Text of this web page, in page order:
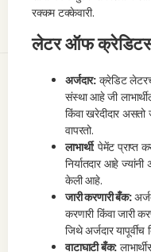
रक्कम टक्केवारी.
लेटर ऑफ
अर्जदार:क्रेडिट लेटरची
संस्था आहे जी
किंवा खरेदीदार
वापरतो.
लाभार्थी: पेमेंट प्राप्त
निर्यातदार आहे ज्यांनी
केली आहे.
जारी करणारी बँक:
करणारी किंवा जारी
जिथे अर्जदार
वाटाघाटी बँक: